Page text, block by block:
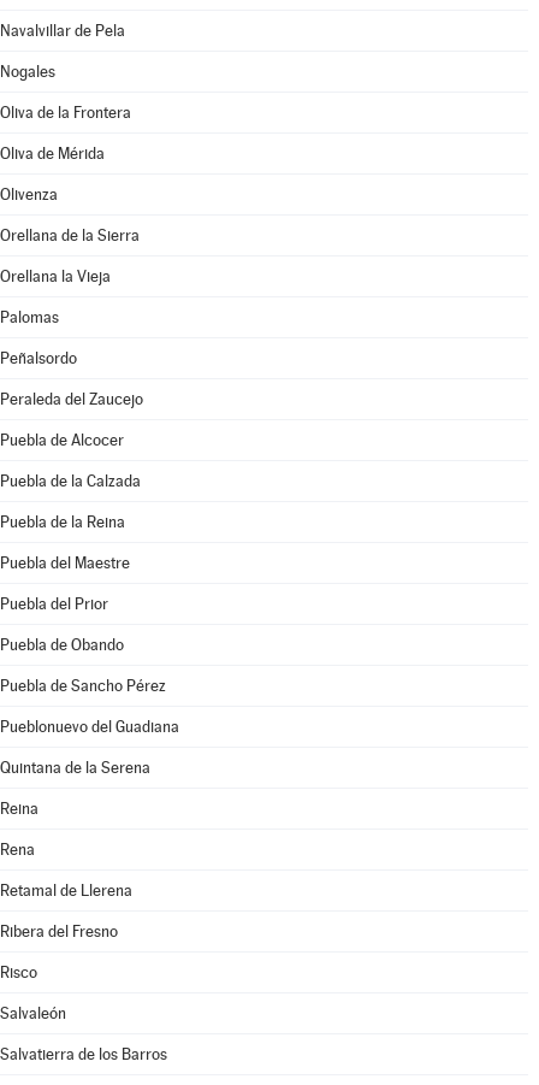
Navalvillar de Pela
Nogales
Oliva de la Frontera
Oliva de Mérida
Olivenza
Orellana de la Sierra
Orellana la Vieja
Palomas
Peñalsordo
Peraleda del Zaucejo
Puebla de Alcocer
Puebla de la Calzada
Puebla de la Reina
Puebla del Maestre
Puebla del Prior
Puebla de Obando
Puebla de Sancho Pérez
Pueblonuevo del Guadiana
Quintana de la Serena
Reina
Rena
Retamal de Llerena
Ribera del Fresno
Risco
Salvaleón
Salvatierra de los Barros